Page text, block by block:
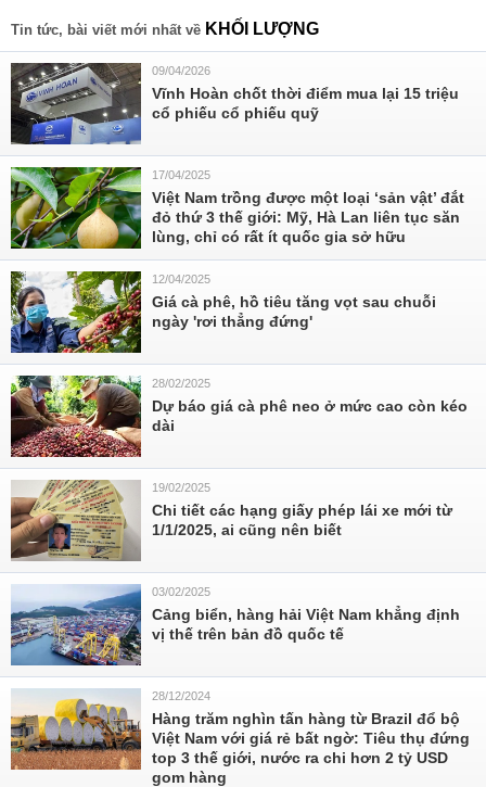
Tin tức, bài viết mới nhất về KHỐI LƯỢNG
09/04/2026
Vĩnh Hoàn chốt thời điểm mua lại 15 triệu
cổ phiếu cổ phiếu quỹ
17/04/2025
Việt Nam trồng được một loại ‘sản vật’ đắt
đỏ thứ 3 thế giới: Mỹ, Hà Lan liên tục săn
lùng, chỉ có rất ít quốc gia sở hữu
12/04/2025
Giá cà phê, hồ tiêu tăng vọt sau chuỗi
ngày 'rơi thẳng đứng'
28/02/2025
Dự báo giá cà phê neo ở mức cao còn kéo
dài
19/02/2025
Chi tiết các hạng giấy phép lái xe mới từ
1/1/2025, ai cũng nên biết
03/02/2025
Cảng biển, hàng hải Việt Nam khẳng định
vị thế trên bản đồ quốc tế
28/12/2024
Hàng trăm nghìn tấn hàng từ Brazil đổ bộ
Việt Nam với giá rẻ bất ngờ: Tiêu thụ đứng
top 3 thế giới, nước ra chi hơn 2 tỷ USD
gom hàng